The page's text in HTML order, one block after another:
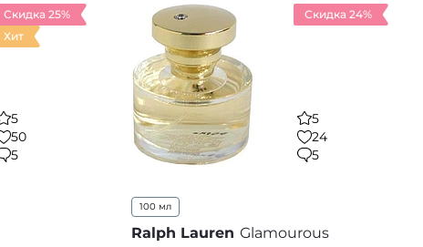
Скидка 25%
Хит
5
50
5
Скидка 24%
5
24
5
100 мл
Ralph Lauren Glamourous